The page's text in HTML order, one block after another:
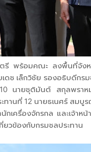
รี พร้อมคณะ ลงพื้นที่จังห
ช เล็กวิชัย รองอธิบดีกร
10 นายชุติมันต์ สกุลพรา
ทานที่ 12 นายธเนศร์ สม
เครื่องจักรกล และเจ้า
ยวข้องกับกรมชลประทาน